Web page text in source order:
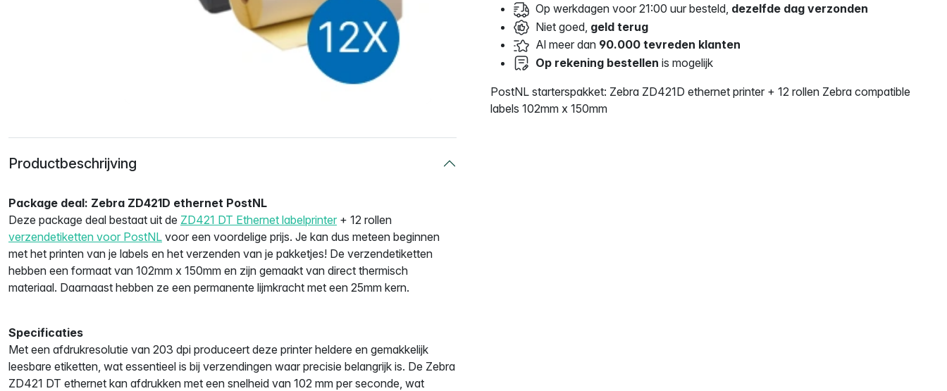
Op werkdagen voor 21:00 uur besteld, dezelfde dag verzonden
Niet goed, geld terug
Al meer dan 90.000 tevreden klanten
Op rekening bestellen is mogelijk
PostNL starterspakket: Zebra ZD421D ethernet printer + 12 rollen Zebra compatible
labels 102mm x 150mm
Productbeschrijving
Package deal: Zebra ZD421D ethernet PostNL
Deze package deal bestaat uit de ZD421 DT Ethernet labelprinter + 12 rollen
verzendetiketten voor PostNL voor een voordelige prijs. Je kan dus meteen beginnen
met het printen van je labels en het verzenden van je pakketjes! De verzendetiketten
hebben een formaat van 102mm x 150mm en zijn gemaakt van direct thermisch
materiaal. Daarnaast hebben ze een permanente lijmkracht met een 25mm kern.
Specificaties
Met een afdrukresolutie van 203 dpi produceert deze printer heldere en gemakkelijk
leesbare etiketten, wat essentieel is bij verzendingen waar precisie belangrijk is. De Zebra
ZD421 DT ethernet kan afdrukken met een snelheid van 102 mm per seconde, wat